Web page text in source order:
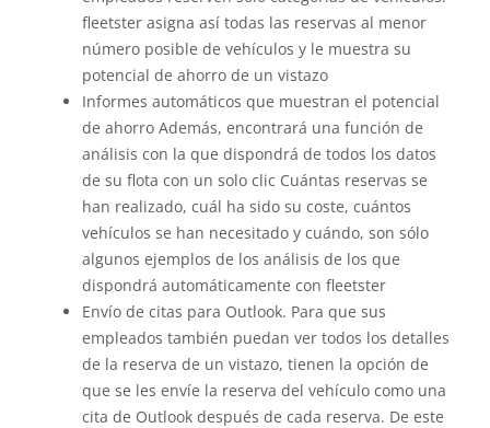
fleetster asigna así todas las reservas al menor
número posible de vehículos y le muestra su
potencial de ahorro de un vistazo
Informes automáticos que muestran el potencial
de ahorro Además, encontrará una función de
análisis con la que dispondrá de todos los datos
de su flota con un solo clic Cuántas reservas se
han realizado, cuál ha sido su coste, cuántos
vehículos se han necesitado y cuándo, son sólo
algunos ejemplos de los análisis de los que
dispondrá automáticamente con fleetster
Envío de citas para Outlook. Para que sus
empleados también puedan ver todos los detalles
de la reserva de un vistazo, tienen la opción de
que se les envíe la reserva del vehículo como una
cita de Outlook después de cada reserva. De este